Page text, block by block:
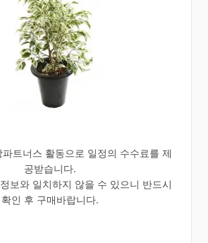
트너스 활동으로 일정의 수수료를 제
공받습니다.
보와 일치하지 않을 수 있으니 반드시
확인 후 구매바랍니다.